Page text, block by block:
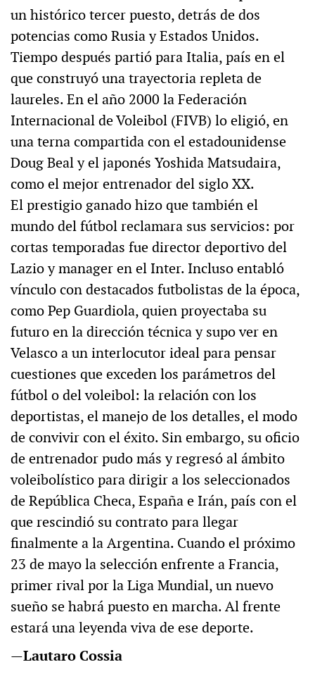
un histórico tercer puesto, detrás de dos
potencias como Rusia y Estados Unidos.
Tiempo después partió para Italia, país en el
que construyó una trayectoria repleta de
laureles. En el año 2000 la Federación
Internacional de Voleibol (FIVB) lo eligió, en
una terna compartida con el estadounidense
Doug Beal y el japonés Yoshida Matsudaira,
como el mejor entrenador del siglo XX.
El prestigio ganado hizo que también el
mundo del fútbol reclamara sus servicios: por
cortas temporadas fue director deportivo del
Lazio y manager en el Inter. Incluso entabló
vínculo con destacados futbolistas de la época,
como Pep Guardiola, quien proyectaba su
futuro en la dirección técnica y supo ver en
Velasco a un interlocutor ideal para pensar
cuestiones que exceden los parámetros del
fútbol o del voleibol: la relación con los
deportistas, el manejo de los detalles, el modo
de convivir con el éxito. Sin embargo, su oficio
de entrenador pudo más y regresó al ámbito
voleibolístico para dirigir a los seleccionados
de República Checa, España e Irán, país con el
que rescindió su contrato para llegar
finalmente a la Argentina. Cuando el próximo
23 de mayo la selección enfrente a Francia,
primer rival por la Liga Mundial, un nuevo
sueño se habrá puesto en marcha. Al frente
estará una leyenda viva de ese deporte.
—Lautaro Cossia